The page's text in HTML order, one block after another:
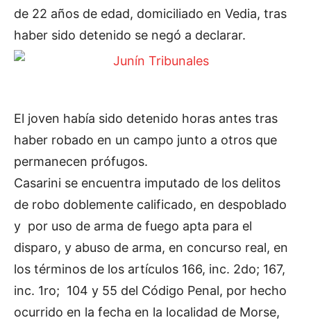
de 22 años de edad, domiciliado en Vedia, tras
haber sido detenido se negó a declarar.
El joven había sido detenido horas antes tras
haber robado en un campo junto a otros que
permanecen prófugos.
Casarini se encuentra imputado de los delitos
de robo doblemente calificado, en despoblado
y por uso de arma de fuego apta para el
disparo, y abuso de arma, en concurso real, en
los términos de los artículos 166, inc. 2do; 167,
inc. 1ro; 104 y 55 del Código Penal, por hecho
ocurrido en la fecha en la localidad de Morse,